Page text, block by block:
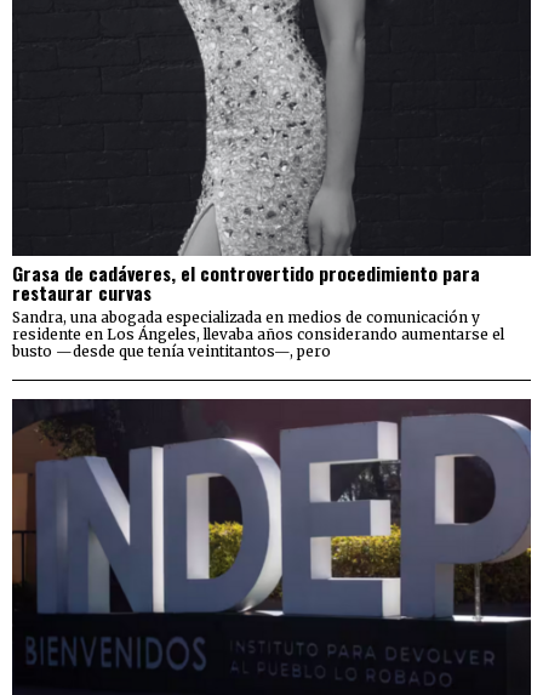
Grasa de cadáveres, el controvertido procedimiento para
restaurar curvas
Sandra, una abogada especializada en medios de comunicación y
residente en Los Ángeles, llevaba años considerando aumentarse el
busto —desde que tenía veintitantos—, pero